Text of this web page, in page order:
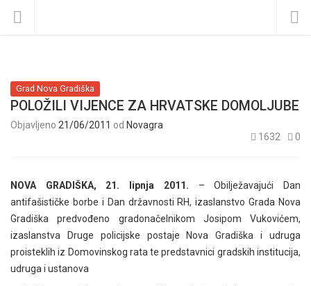
Grad Nova Gradiška
POLOŽILI VIJENCE ZA HRVATSKE DOMOLJUBE
Objavljeno 21/06/2011 od Novagra
1632
0
NOVA GRADIŠKA, 21. lipnja 2011. – Obilježavajući Dan
antifašističke borbe i Dan državnosti RH, izaslanstvo Grada Nova
Gradiška predvođeno gradonačelnikom Josipom Vukovićem,
izaslanstva Druge policijske postaje Nova Gradiška i udruga
proisteklih iz Domovinskog rata te predstavnici gradskih institucija,
udruga i ustanova